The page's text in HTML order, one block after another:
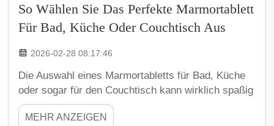
So Wählen Sie Das Perfekte Marmortablett
Für Bad, Küche Oder Couchtisch Aus
2026-02-28 08:17:46
Die Auswahl eines Marmortabletts für Bad, Küche
oder sogar für den Couchtisch kann wirklich spaßig
und aufregend sein. Marmortabletts sehen nicht nur
wunderschön aus, sie sind auch äußerst nützlich.
MEHR ANZEIGEN